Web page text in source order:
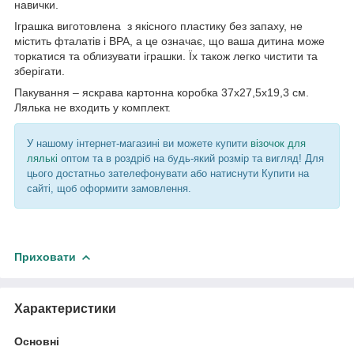
навички.
Іграшка виготовлена з якісного пластику без запаху, не
містить фталатів і BPA, а це означає, що ваша дитина може
торкатися та облизувати іграшки. Їх також легко чистити та
зберігати.
Пакування – яскрава картонна коробка 37х27,5х19,3 см.
Лялька не входить у комплект.
У нашому інтернет-магазині ви можете купити візочок для
лялькі оптом та в роздріб на будь-який розмір та вигляд! Для
цього достатньо зателефонувати або натиснути Купити на
сайті, щоб оформити замовлення.
Приховати
Характеристики
Основні